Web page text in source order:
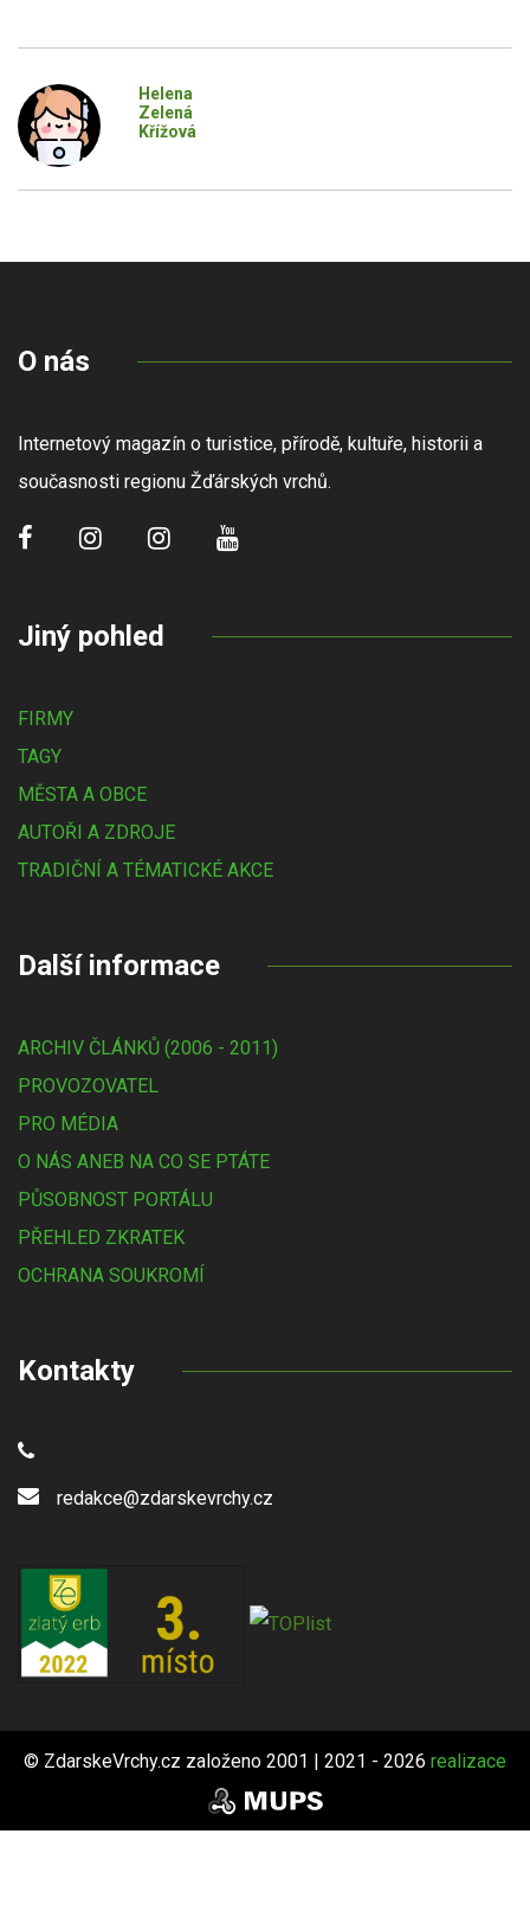
Helena
Zelená
Křížová
O nás
Internetový magazín o turistice, přírodě, kultuře, historii a
současnosti regionu Žďárských vrchů.
Jiný pohled
FIRMY
TAGY
MĚSTA A OBCE
AUTOŘI A ZDROJE
TRADIČNÍ A TÉMATICKÉ AKCE
Další informace
ARCHIV ČLÁNKŮ (2006 - 2011)
PROVOZOVATEL
PRO MÉDIA
O NÁS ANEB NA CO SE PTÁTE
PŮSOBNOST PORTÁLU
PŘEHLED ZKRATEK
OCHRANA SOUKROMÍ
Kontakty
redakce@zdarskevrchy.cz
© ZdarskeVrchy.cz založeno 2001 | 2021 - 2026 realizace